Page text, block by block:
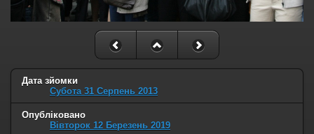
Дата зйомки
Субота 31 Серпень 2013
Опубліковано
Вівторок 12 Березень 2019